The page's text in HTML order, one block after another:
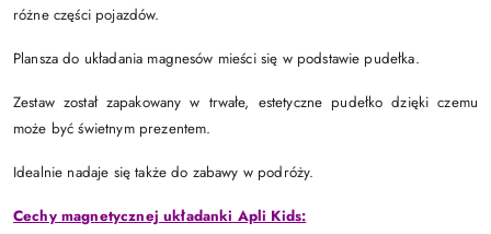
różne części pojazdów.
Plansza do układania magnesów mieści się w podstawie pudełka.
Zestaw został zapakowany w trwałe, estetyczne pudełko dzięki czemu
może być świetnym prezentem.
Idealnie nadaje się także do zabawy w podróży.
Cechy magnetycznej układanki Apli Kids: